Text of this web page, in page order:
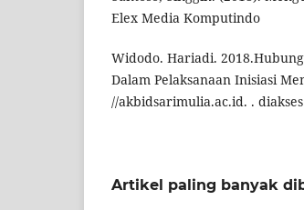
Elex Media Komputindo
Widodo. Hariadi.
Dalam Pelaksanaan Inisiasi
//akbidsarimulia.ac.id. .
Artikel paling banyak